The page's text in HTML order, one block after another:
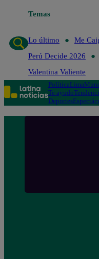
Temas
Lo último
Me
Perú Decide 2026
Valentina Valiente
PolíticaLima
Te ayudo
Deportes